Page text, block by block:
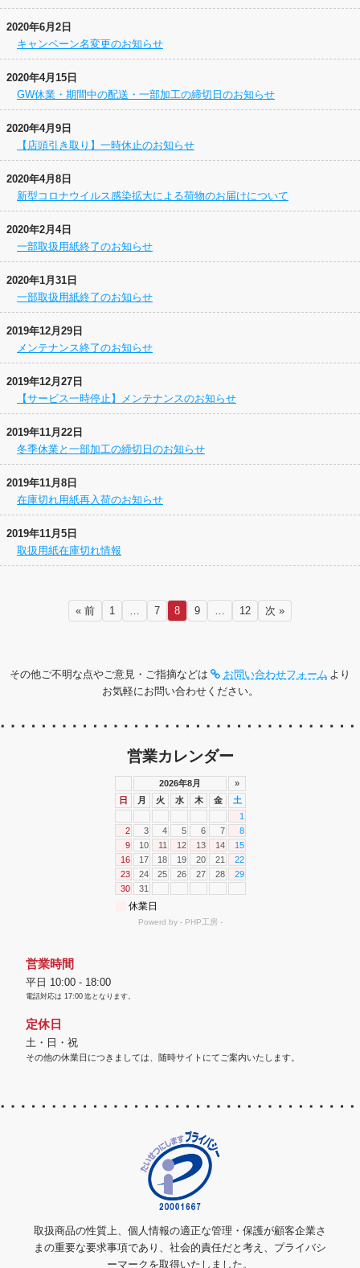
2020年6月2日
キャンペーン名変更のお知らせ
2020年4月15日
GW休業・期間中の配送・一部加工の締切日のお知らせ
2020年4月9日
【店頭引き取り】一時休止のお知らせ
2020年4月8日
新型コロナウイルス感染拡大による荷物のお届けについて
2020年2月4日
一部取扱用紙終了のお知らせ
2020年1月31日
一部取扱用紙終了のお知らせ
2019年12月29日
メンテナンス終了のお知らせ
2019年12月27日
【サービス一時停止】メンテナンスのお知らせ
2019年11月22日
冬季休業と一部加工の締切日のお知らせ
2019年11月8日
在庫切れ用紙再入荷のお知らせ
2019年11月5日
取扱用紙在庫切れ情報
« 前 1 7 8 9 12 次 »
その他ご不明な点やご意見・ご指摘などは お問い合わせフォーム より
お気軽にお問い合わせください。
営業カレンダー
営業時間
平日 10:00 - 18:00
電話対応は 17:00 迄となります。
定休日
土・日・祝
その他の休業日につきましては、随時サイトにてご案内いたします。
取扱商品の性質上、個人情報の適正な管理・保護が顧客企業さ
まの重要な要求事項であり、社会的責任だと考え、プライバシ
ーマークを取得いたしました。